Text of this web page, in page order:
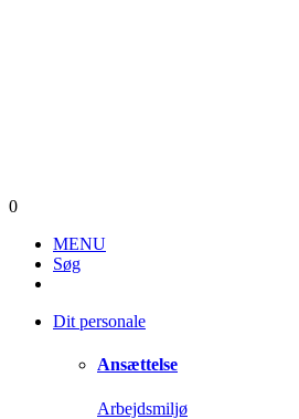
0
MENU
Søg
Dit personale
Ansættelse
Arbejdsmiljø